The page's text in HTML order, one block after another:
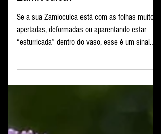
Zamioculcas
Quando trocar o vaso da
Zamioculca?
claro de que chegou a hora do #replante. Com o